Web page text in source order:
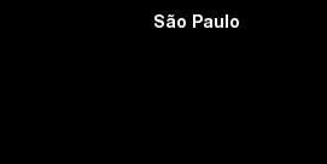
São Paulo